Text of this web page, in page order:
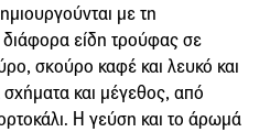
με τη
είδη τρούφας σε
σκούρο καφέ και λευκό και
και μέγεθος, από
Η γεύση και το άρωμά